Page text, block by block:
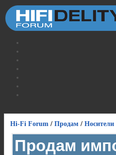
Hi-Fi Forum / Продам /
Продам